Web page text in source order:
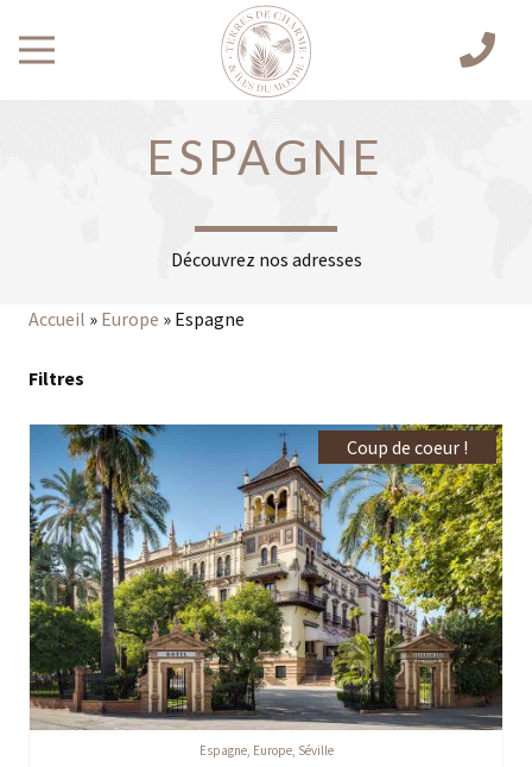
ESPAGNE
Découvrez nos adresses
Accueil » Europe » Espagne
Filtres
Espagne, Europe, Séville
Coup de coeur !